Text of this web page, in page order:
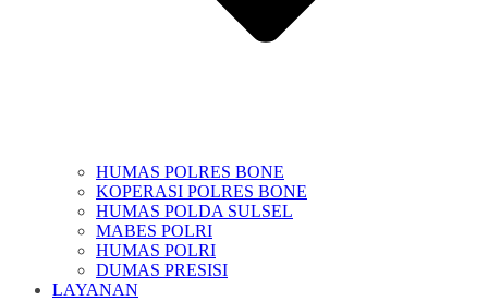
HUMAS POLRES BONE
KOPERASI POLRES BONE
HUMAS POLDA SULSEL
MABES POLRI
HUMAS POLRI
DUMAS PRESISI
LAYANAN